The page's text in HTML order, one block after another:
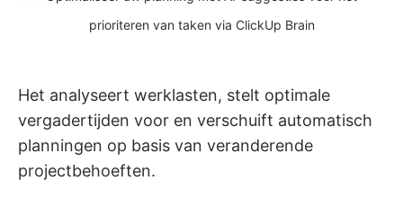
prioriteren van taken via ClickUp Brain
Het analyseert werklasten, stelt optimale
vergadertijden voor en verschuift automatisch
planningen op basis van veranderende
projectbehoeften.